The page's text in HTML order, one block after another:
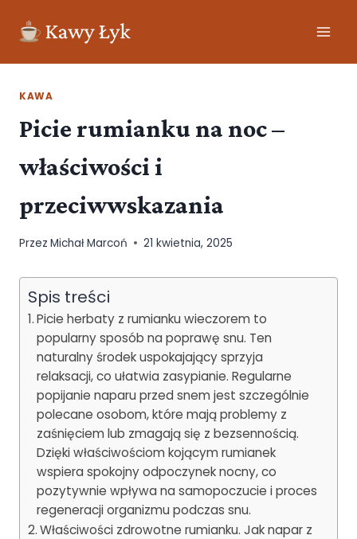
KAWA
Picie rumianku na noc –
właściwości i
przeciwwskazania
Przez Michał Marcoń 21 kwietnia, 2025
Spis treści
Picie herbaty z rumianku wieczorem to
popularny sposób na poprawę snu. Ten
naturalny środek uspokajający sprzyja
relaksacji, co ułatwia zasypianie. Regularne
popijanie naparu przed snem jest szczególnie
polecane osobom, które mają problemy z
zaśnięciem lub zmagają się z bezsennością.
Dzięki właściwościom kojącym rumianek
wspiera spokojny odpoczynek nocny, co
pozytywnie wpływa na samopoczucie i proces
regeneracji organizmu podczas snu.
Właściwości zdrowotne rumianku. Jak napar z